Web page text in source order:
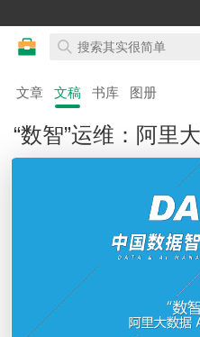
文章 文稿 书库 图册
“数智”运维：阿里